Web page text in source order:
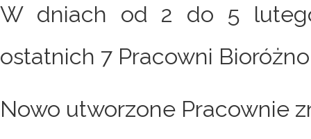
W dniach od 2 do 5
ostatnich 7 Pracowni
Nowo utworzone Pracownie